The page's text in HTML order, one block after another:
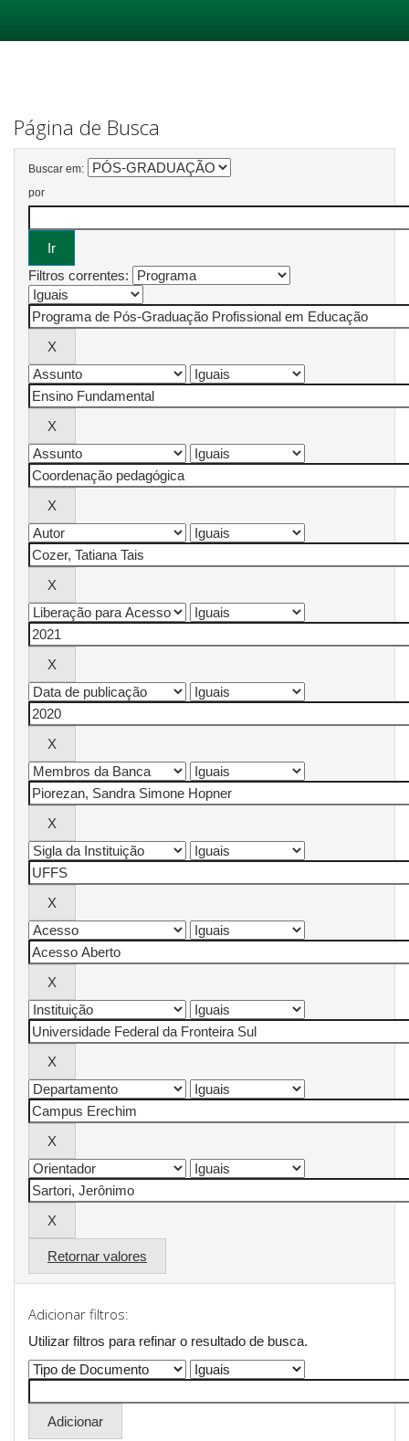
Página de Busca
Buscar em:
por
Filtros correntes:
Retornar valores
Adicionar filtros:
Utilizar filtros para refinar o resultado de busca.